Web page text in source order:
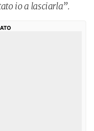
io a lasciarla”.